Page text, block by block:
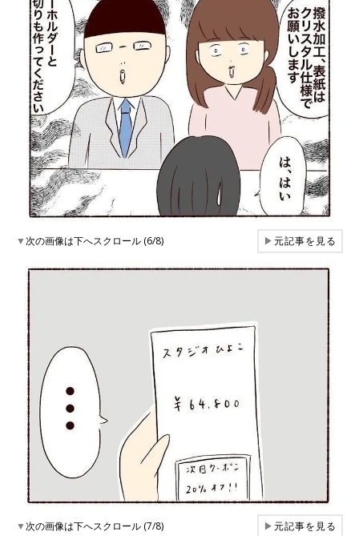
▼次の画像は下へスクロール (6/8) ▶元記事を見る
▼次の画像は下へスクロール (7/8) ▶元記事を見る